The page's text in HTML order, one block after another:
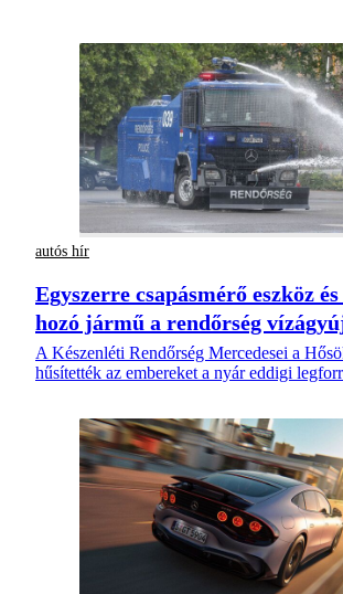
autós hír
Egyszerre csapásmérő eszköz
hozó jármű a rendőrség
A Készenléti Rendőrség Mercedesei a
hűsítették az embereket a nyár eddigi